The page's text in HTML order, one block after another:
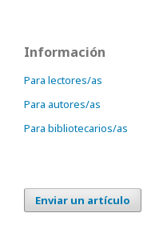
Información
Para lectores/as
Para autores/as
Para bibliotecarios/as
Enviar un artículo